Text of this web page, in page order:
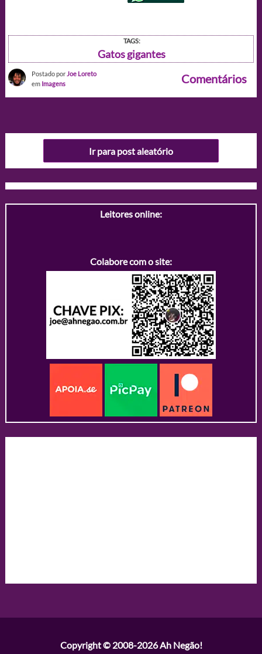
TAGS:
Gatos gigantes
Postado por Joe Loreto
em Imagens Comentários
Ir para post aleatório
Leitores online:
Colabore com o site:
Copyright © 2008-2026Ah Negão!